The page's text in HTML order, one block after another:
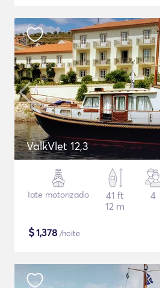
ValkVlet 12,3
Iate motorizado
41 ft
12 m
4
$1,378 /noite